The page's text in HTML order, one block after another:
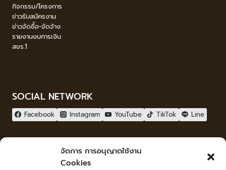
จัดการ การอนุญาตใช้งาน
Cookies
กิจกรรม/โครงการ
ข่าวรับสมัครงาน
ข่าวจัดซื้อ-จัดจ้าง
รายงานงบการเงิน
สขร.1
SOCIAL NETWORK
Facebook Instagram YouTube TikTok Line